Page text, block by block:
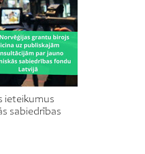
ieteikumus
sabiedrības